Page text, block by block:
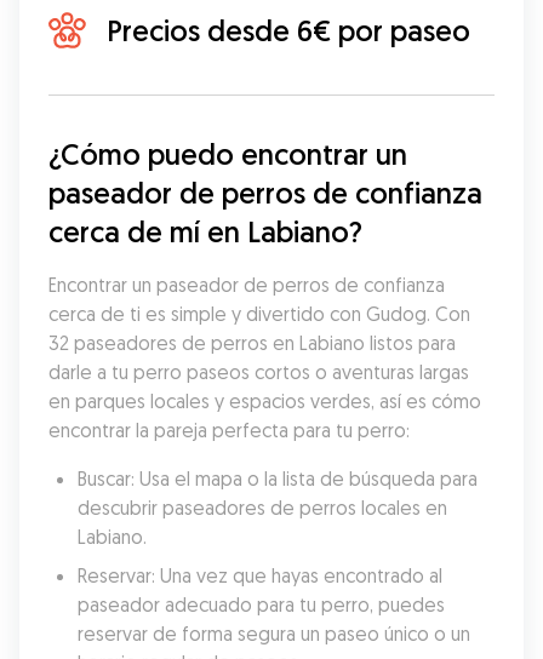
Precios desde 6€ por paseo
¿Cómo puedo encontrar un
paseador de perros de confianza
cerca de mí en Labiano?
Encontrar un paseador de perros de confianza
cerca de ti es simple y divertido con Gudog. Con
32 paseadores de perros en Labiano listos para
darle a tu perro paseos cortos o aventuras largas
en parques locales y espacios verdes, así es cómo
encontrar la pareja perfecta para tu perro:
Buscar: Usa el mapa o la lista de búsqueda para
descubrir paseadores de perros locales en
Labiano.
Reservar: Una vez que hayas encontrado al
paseador adecuado para tu perro, puedes
reservar de forma segura un paseo único o un